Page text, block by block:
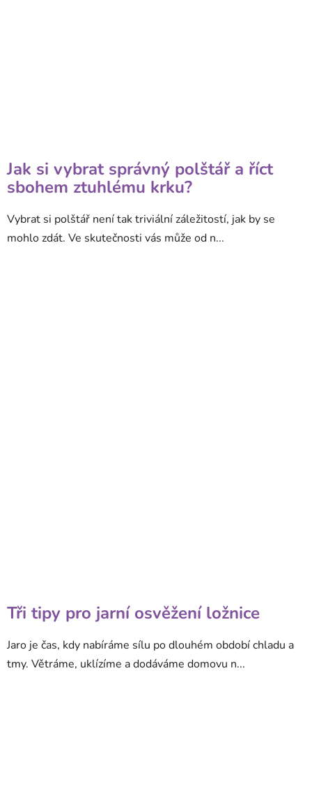
Jak si vybrat správný polštář a říct
sbohem ztuhlému krku?
Vybrat si polštář není tak triviální záležitostí, jak by se
mohlo zdát. Ve skutečnosti vás může od n...
Tři tipy pro jarní osvěžení ložnice
Jaro je čas, kdy nabíráme sílu po dlouhém období chladu a
tmy. Větráme, uklízíme a dodáváme domovu n...